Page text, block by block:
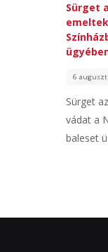
Sürget
6
Sürget
vádat a
baleset